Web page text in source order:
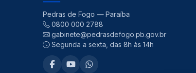
Pedras de Fogo — Paraíba
0800 000 2788
gabinete@pedrasdefogo.pb.gov.br
Segunda a sexta, das 8h às 14h